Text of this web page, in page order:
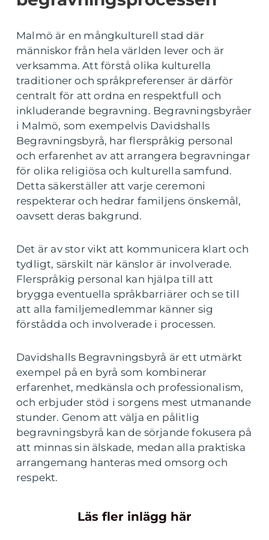
Malmö är en mångkulturell stad där
människor från hela världen lever och är
verksamma. Att förstå olika kulturella
traditioner och språkpreferenser är därför
centralt för att ordna en respektfull och
inkluderande begravning. Begravningsbyråer
i Malmö, som exempelvis Davidshalls
Begravningsbyrå, har flerspråkig personal
och erfarenhet av att arrangera begravningar
för olika religiösa och kulturella samfund.
Detta säkerställer att varje ceremoni
respekterar och hedrar familjens önskemål,
oavsett deras bakgrund.
Det är av stor vikt att kommunicera klart och
tydligt, särskilt när känslor är involverade.
Flerspråkig personal kan hjälpa till att
brygga eventuella språkbarriärer och se till
att alla familjemedlemmar känner sig
förstådda och involverade i processen.
Davidshalls Begravningsbyrå är ett utmärkt
exempel på en byrå som kombinerar
erfarenhet, medkänsla och professionalism,
och erbjuder stöd i sorgens mest utmanande
stunder. Genom att välja en pålitlig
begravningsbyrå kan de sörjande fokusera på
att minnas sin älskade, medan alla praktiska
arrangemang hanteras med omsorg och
respekt.
Läs fler inlägg här